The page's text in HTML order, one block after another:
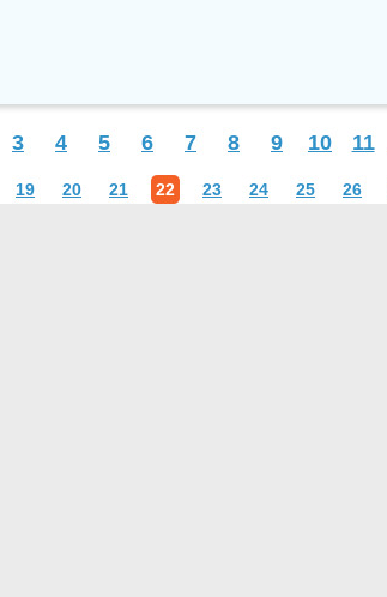
3 4 5 6 7 8 9 10 11
19 20 21 22 23 24 25 26